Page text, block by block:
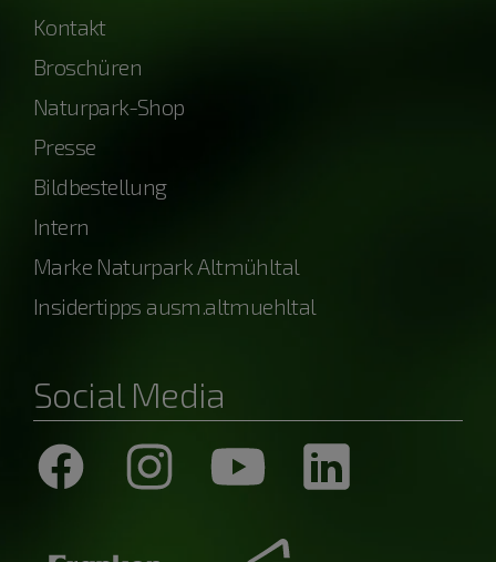
Kontakt
Broschüren
Naturpark-Shop
Presse
Bildbestellung
Intern
Marke Naturpark Altmühltal
Insidertipps ausm.altmuehltal
Social Media